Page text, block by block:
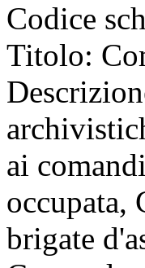
Codice
Titolo:
ai
occupata,
brigate